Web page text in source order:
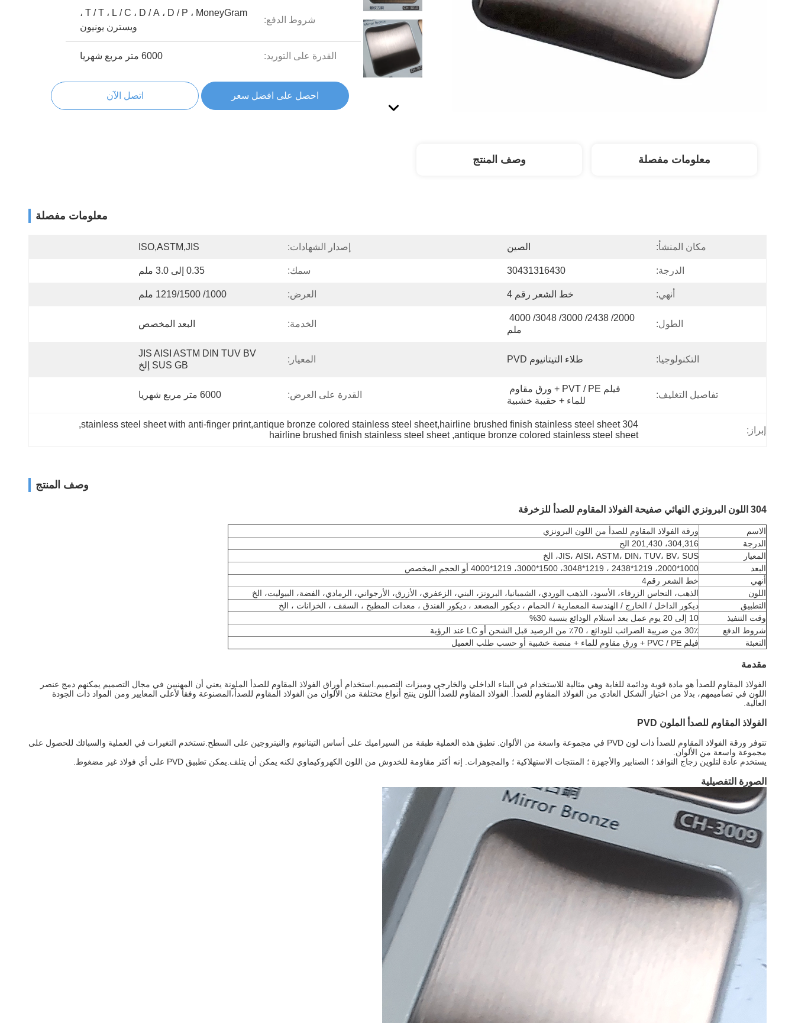
شروط الدفع:
T / T ، L / C ، D / A ، D / P ، MoneyGram ،
ويسترن يونيون
القدرة على التوريد: 6000 متر مربع شهريا
احصل على افضل سعر اتصل الآن
معلومات مفصلة وصف المنتج
معلومات مفصلة
مكان المنشأ: الصين إصدار الشهادات: ISO,ASTM,JIS
الدرجة: 30431316430 سمك: 0.35 إلى 3.0 ملم
أنهي: خط الشعر رقم 4 العرض: 1000/ 1219/1500 ملم
الطول:
ملم
الخدمة: البعد المخصص
التكنولوجيا: طلاء التيتانيوم PVD المعيار:
JIS AISI ASTM DIN TUV BV
SUS GB إلخ
تفاصيل التغليف:
للماء + حقيبة خشبية
القدرة على العرض: 6000 متر مربع شهريا
إبراز:
304 stainless steel sheet with anti-finger print,antique bronze colored stainless steel sheet,hairline brushed finish stainless steel sheet
,
antique bronze colored stainless steel sheet
,
hairline brushed finish stainless steel sheet
وصف المنتج
304 اللون البرونزي النهائي صفيحة الفولاذ المقاوم للصدأ للزخرفة
الاسم
ورقة الفولاذ المقاوم للصدأ من اللون البرونزي
الدرجة
304,316، 201,430 الخ
المعيار
JIS، AISI، ASTM، DIN، TUV، BV، SUS، الخ
البعد
1000*2000، 1219*2438 ، 1219*3048، 1500*3000، 1219*4000 أو الحجم المخصص
أنهي
خط الشعر رقم4
اللون
الذهب، النحاس الزرقاء، الأسود، الذهب الوردي، الشمبانيا، البرونز، البني، الزعفري، الأزرق، الأرجواني، الرمادي، الفضة، البيوليت، الخ
التطبيق
ديكور الداخل / الخارج / الهندسة المعمارية / الحمام ، ديكور المصعد ، ديكور الفندق ، معدات المطبخ ، السقف ، الخزانات ، الخ
وقت التنفيذ
10 إلى 20 يوم عمل بعد استلام الودائع بنسبة 30%
شروط الدفع
30٪ من ضريبة الضرائب للودائع ، 70٪ من الرصيد قبل الشحن أو LC عند الرؤية
التعبئة
فيلم PVC / PE + ورق مقاوم للماء + منصة خشبية أو حسب طلب العميل
مقدمة
الفولاذ المقاوم للصدأ هو مادة قوية ودائمة للغاية وهي مثالية للاستخدام في البناء الداخلي والخارجي وميزات التصميم.استخدام أوراق الفولاذ المقاوم للصدأ الملونة يعني أن المهنيين في مجال التصميم يمكنهم دمج عنصر
اللون في تصاميمهم، بدلا من اختيار الشكل العادي من الفولاذ المقاوم للصدأ. الفولاذ المقاوم للصدأ اللون ينتج أنواع مختلفة من الألوان من الفولاذ المقاوم للصدأ،المصنوعة وفقاً لأعلى المعايير ومن المواد ذات الجودة
العالية.
الفولاذ المقاوم للصدأ الملون PVD
تتوفر ورقة الفولاذ المقاوم للصدأ ذات لون PVD في مجموعة واسعة من الألوان. تطبق هذه العملية طبقة من السيراميك على أساس التيتانيوم والنيتروجين على السطح.تستخدم التغيرات في العملية والسبائك للحصول على
مجموعة واسعة من الألوان.
يستخدم عادة لتلوين زجاج النوافذ ؛ الصنابير والأجهزة ؛ المنتجات الاستهلاكية ؛ والمجوهرات. إنه أكثر مقاومة للخدوش من اللون الكهروكيماوي لكنه يمكن أن يتلف.يمكن تطبيق PVD على أي فولاذ غير مضغوط.
الصورة التفصيلية